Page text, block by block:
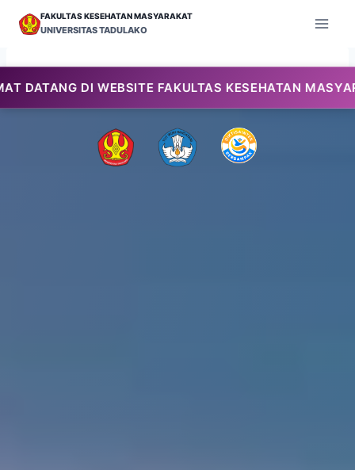
FAKULTAS KESEHATAN MASYARAKAT
UNIVERSITAS TADULAKO
DI WEBSITE FAKULTAS KESEHATAN MASYARAKAT